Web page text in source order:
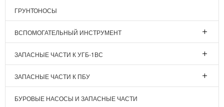
ГРУНТОНОСЫ
ВСПОМОГАТЕЛЬНЫЙ ИНСТРУМЕНТ
ЗАПАСНЫЕ ЧАСТИ К УГБ-1ВС
ЗАПАСНЫЕ ЧАСТИ К ПБУ
БУРОВЫЕ НАСОСЫ И ЗАПАСНЫЕ ЧАСТИ